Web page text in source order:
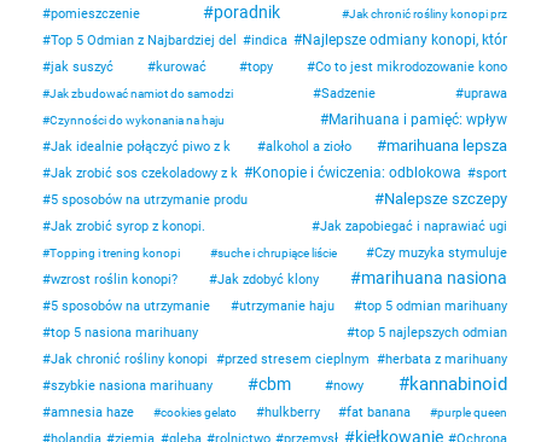
pomieszczenie
poradnik Jak chronić rośliny konopi prz
Top 5 Odmian z Najbardziej del indica Najlepsze odmiany konopi, któr
jak suszyć kurować topy Co to jest mikrodozowanie kono
Jak zbudować namiot do samodzi Sadzenie uprawa
Czynności do wykonania na haju Marihuana i pamięć: wpływ
Jak idealnie połączyć piwo z k alkohol a zioło marihuana lepsza
Jak zrobić sos czekoladowy z k Konopie i ćwiczenia: odblokowa
sport
5 sposobów na utrzymanie produ
Nalepsze szczepy
Jak zrobić syrop z konopi. Jak zapobiegać i naprawiać ugi
Topping i trening konopi suche i chrupiące liście
Czy muzyka stymuluje
wzrost roślin konopi?
Jak zdobyć klony marihuana nasiona
5 sposobów na utrzymanie utrzymanie haju
top 5 odmian marihuany
top 5 nasiona marihuany
top 5 najlepszych odmian
Jak chronić rośliny konopi
przed stresem cieplnym
herbata z marihuany
szybkie nasiona marihuany
cbm nowy kannabinoid
amnesia haze cookies gelato hulkberry fat banana purple queen
holandia ziemia gleba rolnictwo przemysł kiełkowanie
Ochrona